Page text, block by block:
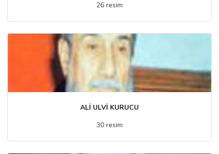
26 resim
ALİ ULVİ KURUCU
30 resim